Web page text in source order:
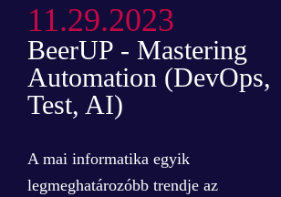
11.29.2023
BeerUP - Mastering
Automation (DevOps,
Test, AI)
A mai informatika egyik
legmeghatározóbb trendje az